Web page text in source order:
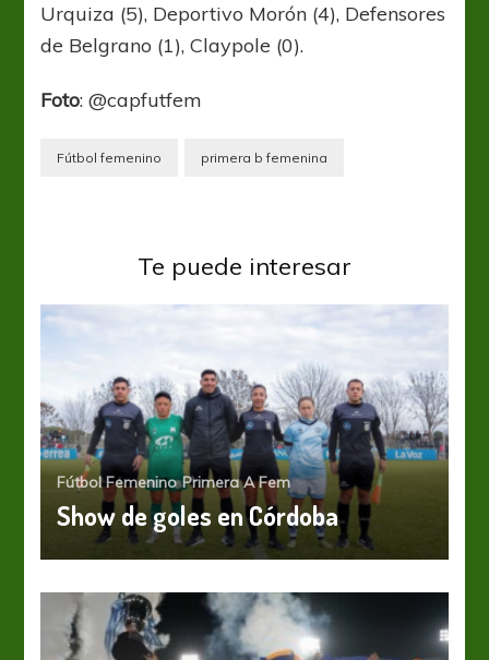
Urquiza (5), Deportivo Morón (4), Defensores
de Belgrano (1), Claypole (0).
Foto: @capfutfem
Fútbol femenino primera b femenina
Te puede interesar
Fútbol Femenino Primera A Fem
Show de goles en Córdoba